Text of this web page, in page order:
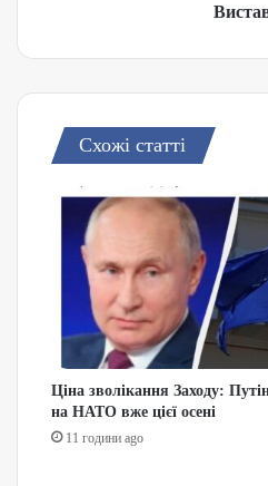
Схожі статті
Ціна зволікання Заходу:
на НАТО вже цієї осені
11 години ago